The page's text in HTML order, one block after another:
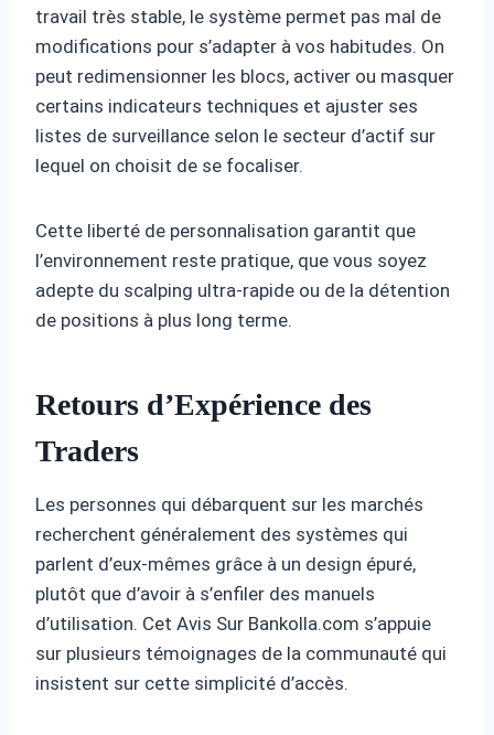
travail très stable, le système permet pas mal de
modifications pour s’adapter à vos habitudes. On
peut redimensionner les blocs, activer ou masquer
certains indicateurs techniques et ajuster ses
listes de surveillance selon le secteur d’actif sur
lequel on choisit de se focaliser.
Cette liberté de personnalisation garantit que
l’environnement reste pratique, que vous soyez
adepte du scalping ultra-rapide ou de la détention
de positions à plus long terme.
Retours d’Expérience des
Traders
Les personnes qui débarquent sur les marchés
recherchent généralement des systèmes qui
parlent d’eux-mêmes grâce à un design épuré,
plutôt que d’avoir à s’enfiler des manuels
d’utilisation. Cet Avis Sur Bankolla.com s’appuie
sur plusieurs témoignages de la communauté qui
insistent sur cette simplicité d’accès.